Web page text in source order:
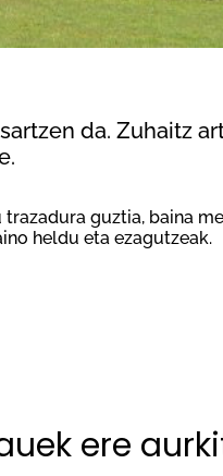
da. Zuhaitz
guztia, baina
heldu eta ezagutzeak.
ere